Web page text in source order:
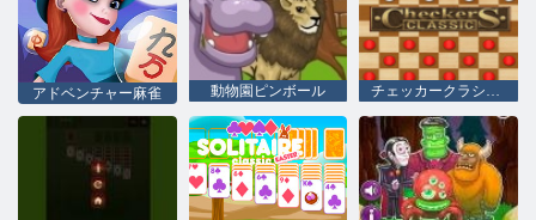
アドベンチャー麻雀 動物園ピンボール チェッカークラシック